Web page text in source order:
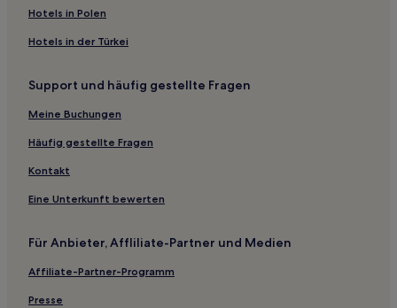
Woodenbridge Hotels
Hotels in Polen
Hotels in der Türkei
Support und häufig gestellte Fragen
Meine Buchungen
Häufig gestellte Fragen
Kontakt
Eine Unterkunft bewerten
Für Anbieter, Affliliate-Partner und Medien
Affiliate-Partner-Programm
Presse